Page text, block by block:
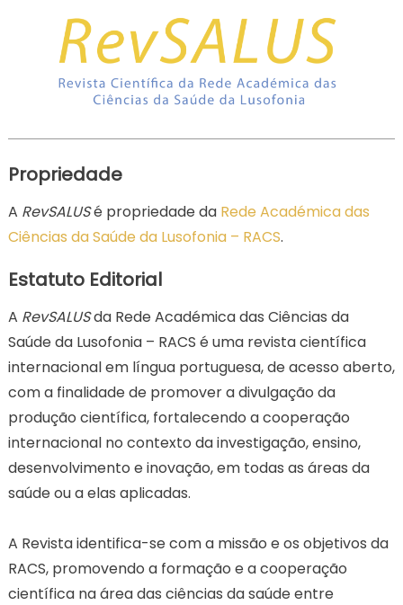
Propriedade
A RevSALUSé propriedade da Rede Académica das
Ciências da Saúde da Lusofonia – RACS.
Estatuto Editorial
A RevSALUSda Rede Académica das Ciências da
Saúde da Lusofonia – RACS é uma revista científica
internacional em língua portuguesa, de acesso aberto,
com a finalidade de promover a divulgação da
produção científica, fortalecendo a cooperação
internacional no contexto da investigação, ensino,
desenvolvimento e inovação, em todas as áreas da
saúde ou a elas aplicadas.
A Revista identifica-se com a missão e os objetivos da
RACS, promovendo a formação e a cooperação
científica na área das ciências da saúde entre